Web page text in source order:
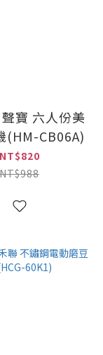
寶 六人份美
(HM-CB06A)
NT$820
NT$988